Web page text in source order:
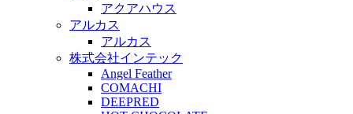
アクアハウス
アルカス
アルカス
株式会社インテック
Angel Feather
COMACHI
DEEPRED